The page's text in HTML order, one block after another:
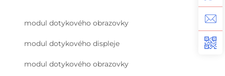
modul dotykového obrazovky
modul dotykového displeje
modul dotykového obrazovky